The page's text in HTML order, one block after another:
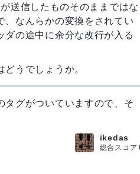
送信したものそのままではな
、なんらかの変換をされてい
の途中に余分な改行が入る
うでしょうか。
グがついていますので、そ
ikedas
総合スコア